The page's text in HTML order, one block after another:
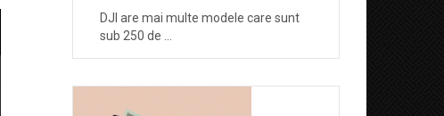
DJI are mai multe modele care sunt
sub 250 de …